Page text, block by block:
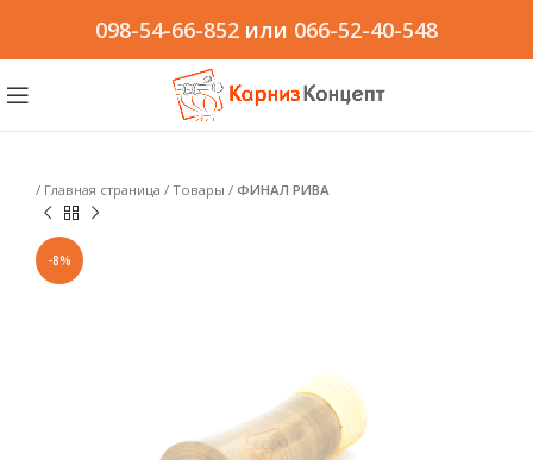
098-54-66-852 или 066-52-40-548
/ Главная страница / Товары / ФИНАЛ РИВА
-8%